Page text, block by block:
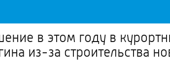
в этом году в
из-за строительства